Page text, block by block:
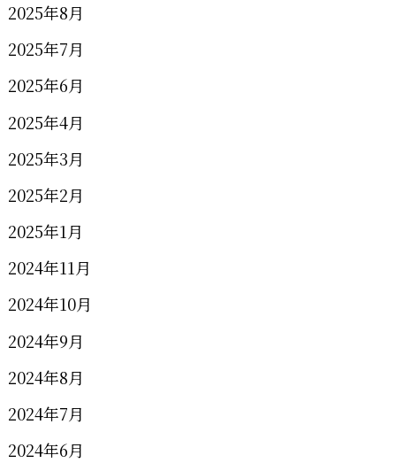
2025年8月
2025年7月
2025年6月
2025年4月
2025年3月
2025年2月
2025年1月
2024年11月
2024年10月
2024年9月
2024年8月
2024年7月
2024年6月